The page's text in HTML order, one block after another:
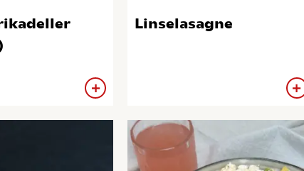
Linselasagne